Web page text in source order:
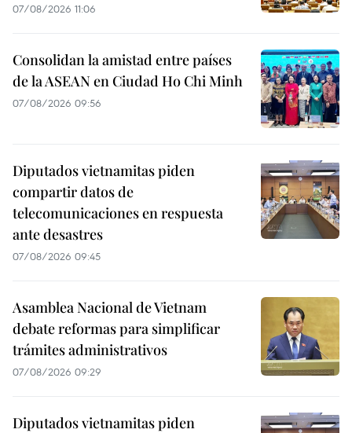
07/08/2026 11:06
Consolidan la amistad entre países
de la ASEAN en Ciudad Ho Chi Minh
07/08/2026 09:56
Diputados vietnamitas piden
compartir datos de
telecomunicaciones en respuesta
ante desastres
07/08/2026 09:45
Asamblea Nacional de Vietnam
debate reformas para simplificar
trámites administrativos
07/08/2026 09:29
Diputados vietnamitas piden